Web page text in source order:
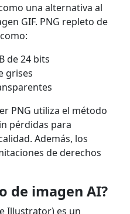
una alternativa al
GIF. PNG repleto de
de 24 bits
grises
PNG utiliza el método
pérdidas para
Además, los
de derechos
de imagen AI?
Illustrator) es un